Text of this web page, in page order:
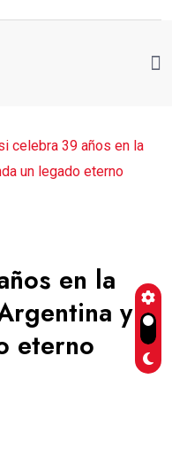
celebra 39 años en la
un legado eterno
en la
y
eterno